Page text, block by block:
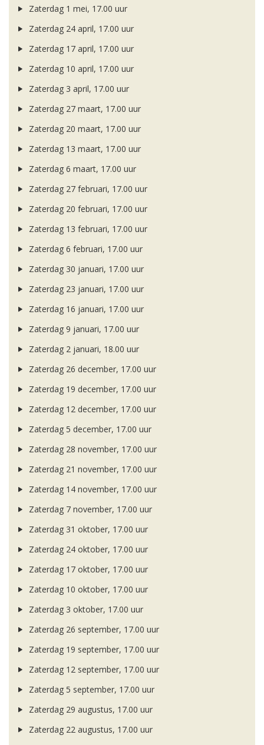
Zaterdag 1 mei, 17.00 uur
Zaterdag 24 april, 17.00 uur
Zaterdag 17 april, 17.00 uur
Zaterdag 10 april, 17.00 uur
Zaterdag 3 april, 17.00 uur
Zaterdag 27 maart, 17.00 uur
Zaterdag 20 maart, 17.00 uur
Zaterdag 13 maart, 17.00 uur
Zaterdag 6 maart, 17.00 uur
Zaterdag 27 februari, 17.00 uur
Zaterdag 20 februari, 17.00 uur
Zaterdag 13 februari, 17.00 uur
Zaterdag 6 februari, 17.00 uur
Zaterdag 30 januari, 17.00 uur
Zaterdag 23 januari, 17.00 uur
Zaterdag 16 januari, 17.00 uur
Zaterdag 9 januari, 17.00 uur
Zaterdag 2 januari, 18.00 uur
Zaterdag 26 december, 17.00 uur
Zaterdag 19 december, 17.00 uur
Zaterdag 12 december, 17.00 uur
Zaterdag 5 december, 17.00 uur
Zaterdag 28 november, 17.00 uur
Zaterdag 21 november, 17.00 uur
Zaterdag 14 november, 17.00 uur
Zaterdag 7 november, 17.00 uur
Zaterdag 31 oktober, 17.00 uur
Zaterdag 24 oktober, 17.00 uur
Zaterdag 17 oktober, 17.00 uur
Zaterdag 10 oktober, 17.00 uur
Zaterdag 3 oktober, 17.00 uur
Zaterdag 26 september, 17.00 uur
Zaterdag 19 september, 17.00 uur
Zaterdag 12 september, 17.00 uur
Zaterdag 5 september, 17.00 uur
Zaterdag 29 augustus, 17.00 uur
Zaterdag 22 augustus, 17.00 uur